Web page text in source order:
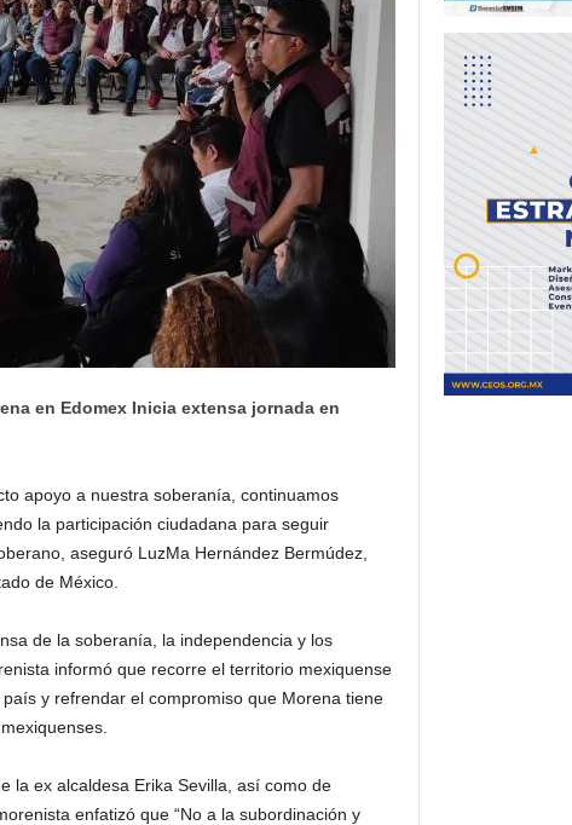
en Edomex Inicia extensa jornada en
apoyo a nuestra soberanía, continuamos
la participación ciudadana para seguir
aseguró LuzMa Hernández Bermúdez,
de México.
de la soberanía, la independencia y los
informó que recorre el territorio mexiquense
y refrendar el compromiso que Morena tiene
la ex alcaldesa Erika Sevilla, así como de
enfatizó que “No a la subordinación y